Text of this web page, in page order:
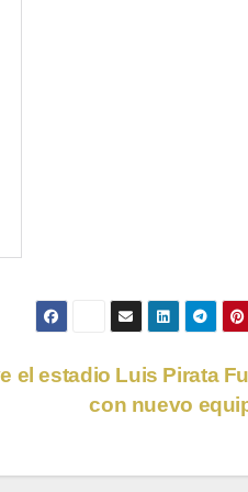
el estadio Luis Pirata
con nuevo